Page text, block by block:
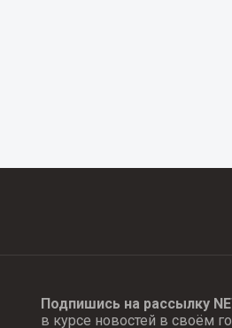
Подпишись на рассылку
в курсе новостей в своём